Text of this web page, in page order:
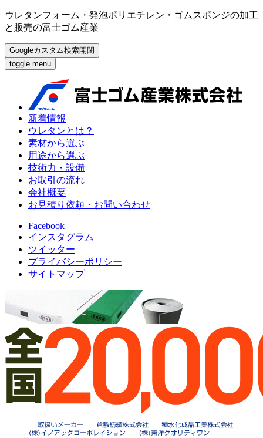
ウレタンフォーム・発泡ポリエチレン・ゴムスポンジの加工
と販売の富士ゴム産業
Googleカスタム検索開閉
toggle menu
新着情報
ウレタンとは？
素材から選ぶ
用途から選ぶ
技術力・設備
お取引の流れ
会社概要
お見積り依頼・お問い合わせ
Facebook
インスタグラム
ツイッター
プライバシーポリシー
サイトマップ